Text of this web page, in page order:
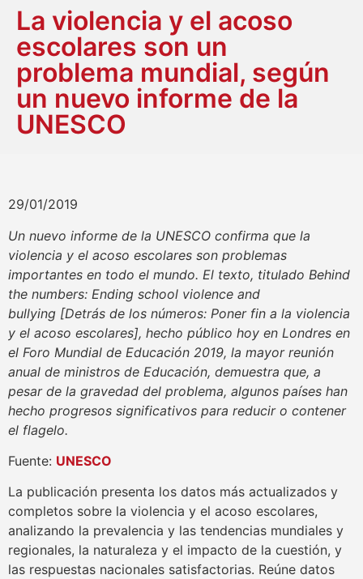
La violencia y el acoso
escolares son un
problema mundial, según
un nuevo informe de la
UNESCO
29/01/2019
Un nuevo informe de la UNESCO confirma que la
violencia y el acoso escolares son problemas
importantes en todo el mundo. El texto, titulado Behind
the numbers: Ending school violence and
bullying [Detrás de los números: Poner fin a la violencia
y el acoso escolares], hecho público hoy en Londres en
el Foro Mundial de Educación 2019, la mayor reunión
anual de ministros de Educación, demuestra que, a
pesar de la gravedad del problema, algunos países han
hecho progresos significativos para reducir o contener
el flagelo.
Fuente: UNESCO
La publicación presenta los datos más actualizados y
completos sobre la violencia y el acoso escolares,
analizando la prevalencia y las tendencias mundiales y
regionales, la naturaleza y el impacto de la cuestión, y
las respuestas nacionales satisfactorias. Reúne datos